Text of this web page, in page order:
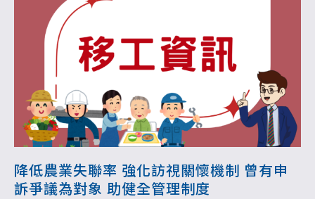
降低農業失聯率 強化訪視關懷機制 曾有申
訴爭議為對象 助健全管理制度